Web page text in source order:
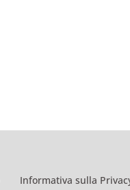
Informativa sulla